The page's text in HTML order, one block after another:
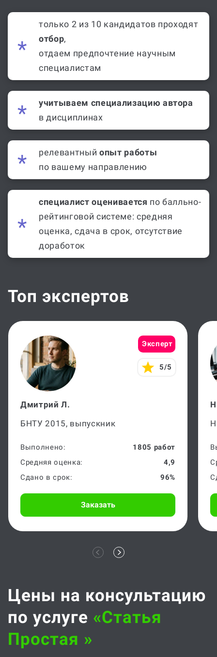
только 2 из 10 кандидатов проходят
отбор,
отдаем предпочтение научным
специалистам
учитываем специализацию автора
в дисциплинах
релевантный опыт работы
по вашему направлению
специалист оценивается по балльно-
рейтинговой системе: средняя
оценка, сдача в срок, отсутствие
доработок
Топ экспертов
Эксперт
5/5
Дмитрий Л.
БНТУ 2015, выпускник
Выполнено:
1805 работ
Средняя оценка:
4,9
Сдано в срок:
96%
Заказать
Цены на консультацию
по услуге «статья
Простая »